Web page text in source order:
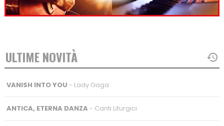
ULTIME NOVITÀ
VANISH INTO YOU - Lady Gaga
ANTICA, ETERNA DANZA - Canti Liturgici